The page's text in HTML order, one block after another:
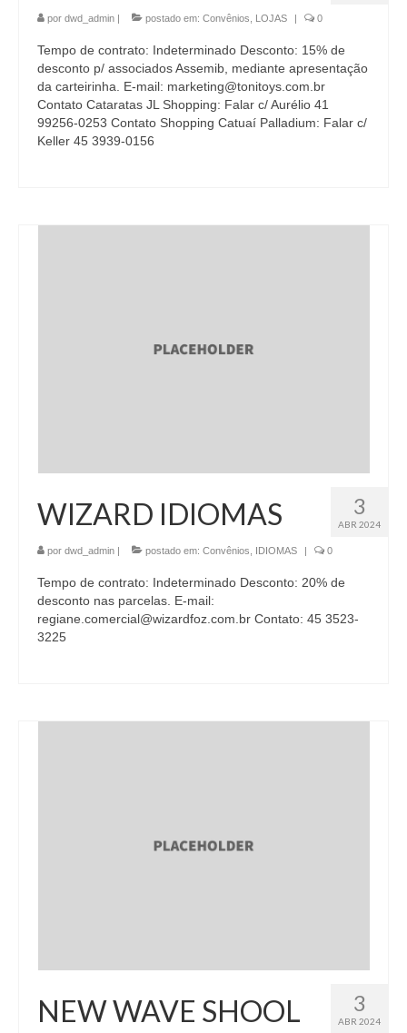
por dwd_admin | postado em: Convênios LOJAS | 0
Tempo de contrato: Indeterminado Desconto: 15% de
desconto p/ associados Assemib, mediante apresentação
da carteirinha. E-mail: marketing@tonitoys.com.br
Contato Cataratas JL Shopping: Falar c/ Aurélio 41
99256-0253 Contato Shopping Catuaí Palladium: Falar c/
Keller 45 3939-0156
3
ABR 2024
WIZARD IDIOMAS
por dwd_admin postado em: Convênios, IDIOMAS 0
Tempo de contrato: Indeterminado Desconto: 20% de
desconto nas parcelas. E-mail:
regiane.comercial@wizardfoz.com.br Contato: 45 3523-
3225
3
ABR 2024
NEW WAVE SHOOL